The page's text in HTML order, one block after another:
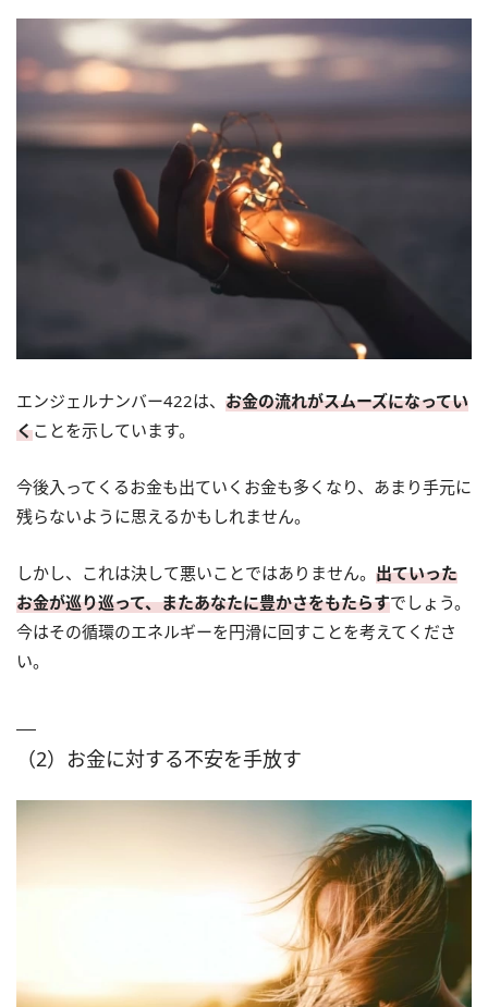
エンジェルナンバー422は、 お金の流れがスムーズになってい
くことを示しています。
今後入ってくるお金も出ていくお金も多くなり、あまり手元に
残らないように思えるかもしれません。
しかし、これは決して悪いことではありません。 出ていった
お金が巡り巡って、またあなたに豊かさをもたらすでしょう。
今はその循環のエネルギーを円滑に回すことを考えてくださ
い。
（2）お金に対する不安を手放す